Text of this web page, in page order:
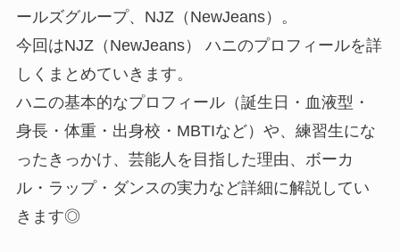
ールズグループ、NJZ（NewJeans）。
今回はNJZ（NewJeans） ハニのプロフィールを詳
しくまとめていきます。
ハニの基本的なプロフィール（誕生日・血液型・
身長・体重・出身校・MBTIなど）や、練習生にな
ったきっかけ、芸能人を目指した理由、ボーカ
ル・ラップ・ダンスの実力など詳細に解説してい
きます◎